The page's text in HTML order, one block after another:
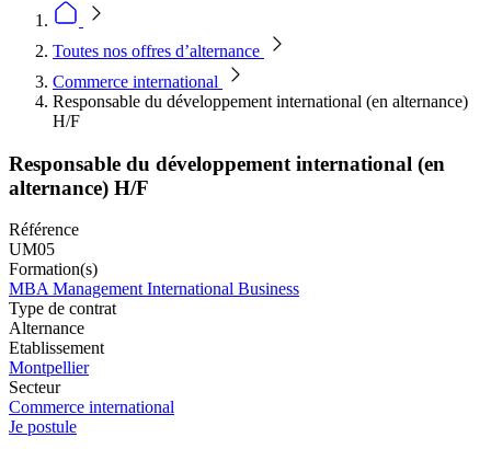
Toutes nos offres d’alternance
Commerce international
Responsable du développement international (en alternance)
H/F
Responsable du développement international (en
alternance) H/F
Référence
UM05
Formation(s)
MBA Management International Business
Type de contrat
Alternance
Etablissement
Montpellier
Secteur
Commerce international
Je postule